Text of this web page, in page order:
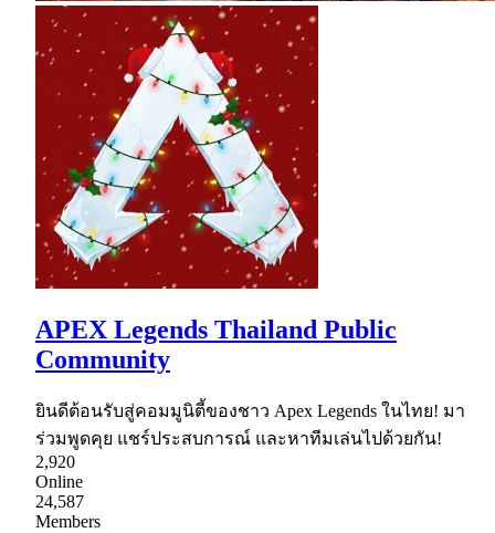
APEX Legends Thailand Public
Community
ยินดีต้อนรับสู่คอมมูนิตี้ของชาว Apex Legends ในไทย! มา
ร่วมพูดคุย แชร์ประสบการณ์ และหาทีมเล่นไปด้วยกัน!
2,920
Online
24,587
Members